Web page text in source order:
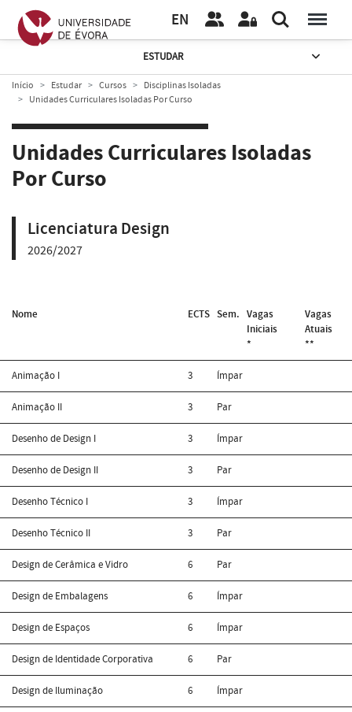
EN
ESTUDAR
Início Estudar Cursos
Disciplinas Isoladas
Unidades Curriculares Isoladas Por Curso
Unidades Curriculares Isoladas
Por Curso
Licenciatura Design
2026/2027
Nome ECTS Sem. Vagas
Iniciais
*
Vagas
Atuais
**
Animação I 3 Ímpar
Animação II 3 Par
Desenho de Design I 3 Ímpar
Desenho de Design II 3 Par
Desenho Técnico I 3 Ímpar
Desenho Técnico II 3 Par
Design de Cerâmica e Vidro 6 Par
Design de Embalagens 6 Ímpar
Design de Espaços 6 Ímpar
Design de Identidade Corporativa 6 Par
Design de Iluminação 6 Ímpar